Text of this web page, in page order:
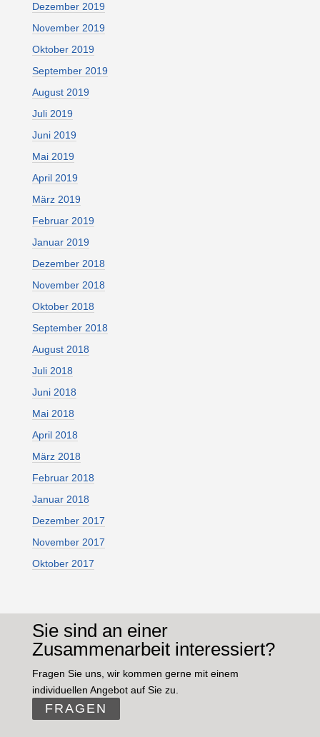
Dezember 2019
November 2019
Oktober 2019
September 2019
August 2019
Juli 2019
Juni 2019
Mai 2019
April 2019
März 2019
Februar 2019
Januar 2019
Dezember 2018
November 2018
Oktober 2018
September 2018
August 2018
Juli 2018
Juni 2018
Mai 2018
April 2018
März 2018
Februar 2018
Januar 2018
Dezember 2017
November 2017
Oktober 2017
Sie sind an einer
Zusammenarbeit interessiert?
Fragen Sie uns, wir kommen gerne mit einem
individuellen Angebot auf Sie zu.
FRAGEN